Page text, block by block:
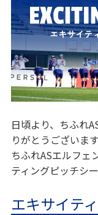
日頃より、ちふれ
りがとうございます
ちふれASエルフ
ティングピッチシ
エキサイテ